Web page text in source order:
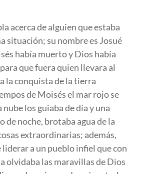
acerca de alguien que estaba
situación; su nombre es Josué
había muerto y Dios había
que fuera quien llevara al
la conquista de la tierra
de Moisés el mar rojo se
nube los guiaba de día y una
de noche, brotaba agua de la
extraordinarias; además,
a un pueblo infiel que con
olvidaba las maravillas de Dios